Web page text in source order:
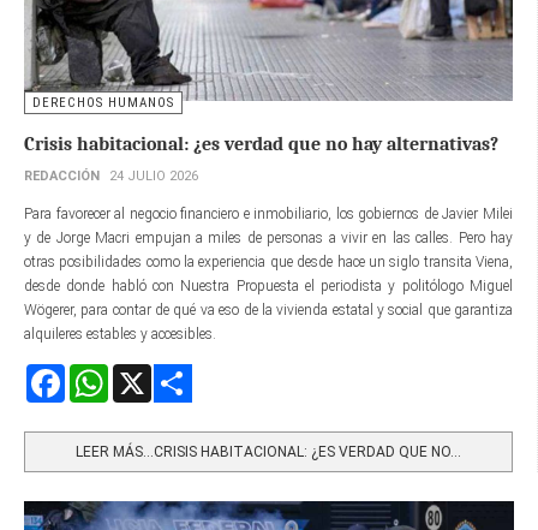
DERECHOS HUMANOS
Crisis habitacional: ¿es verdad que no hay alternativas?
REDACCIÓN 24 JULIO 2026
Para favorecer al negocio financiero e inmobiliario, los gobiernos de Javier Milei
y de Jorge Macri empujan a miles de personas a vivir en las calles. Pero hay
otras posibilidades como la experiencia que desde hace un siglo transita Viena,
desde donde habló con Nuestra Propuesta el periodista y politólogo Miguel
Wögerer, para contar de qué va eso de la vivienda estatal y social que garantiza
alquileres estables y accesibles.
FacebookWhatsApp
LEER MÁS…CRISIS HABITACIONAL: ¿ES VERDAD QUE NO...